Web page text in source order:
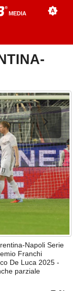
MEDIA
Napoli Serie
Franchi
De Luca 2025 -
parziale